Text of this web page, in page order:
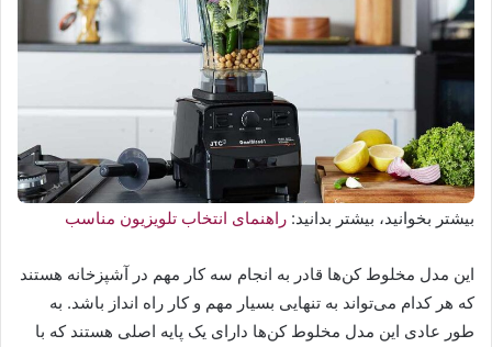
بیشتر بخوانید، بیشتر بدانید: راهنمای انتخاب تلویزیون مناسب
این مدل مخلوط کن‌ها قادر به انجام سه کار مهم در آشپزخانه هستند
که هر کدام می‌تواند به تنهایی بسیار مهم و کار راه انداز باشد. به
طور عادی این مدل مخلوط کن‌ها دارای یک پایه اصلی هستند که با